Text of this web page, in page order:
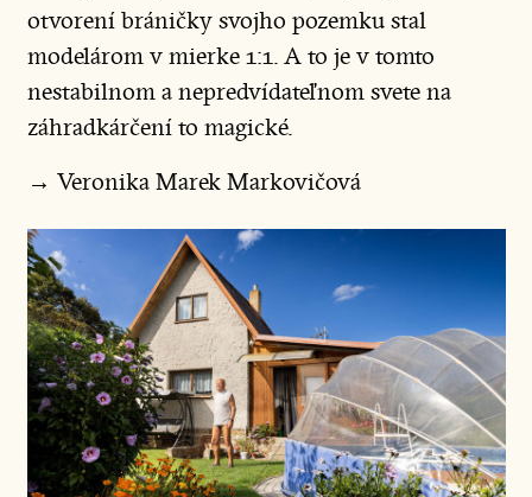
otvorení bráničky svojho pozemku stal
modelárom v mierke 1:1. A to je v tomto
nestabilnom a nepredvídateľnom svete na
záhradkárčení to magické.
→ Veronika Marek Markovičová